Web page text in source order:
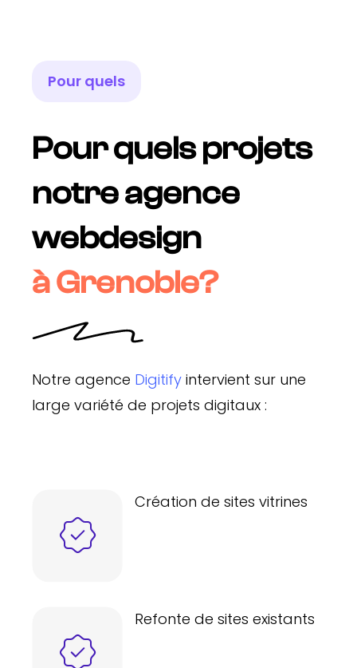
Pour quels
Pour quels projets
notre agence
webdesign
à Grenoble?
Notre agence Digitify intervient sur une
large variété de projets digitaux :
Création de sites vitrines
Refonte de sites existants